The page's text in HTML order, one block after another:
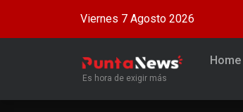
Viernes 7 Agosto 2026
Es hora de exigir más
Home